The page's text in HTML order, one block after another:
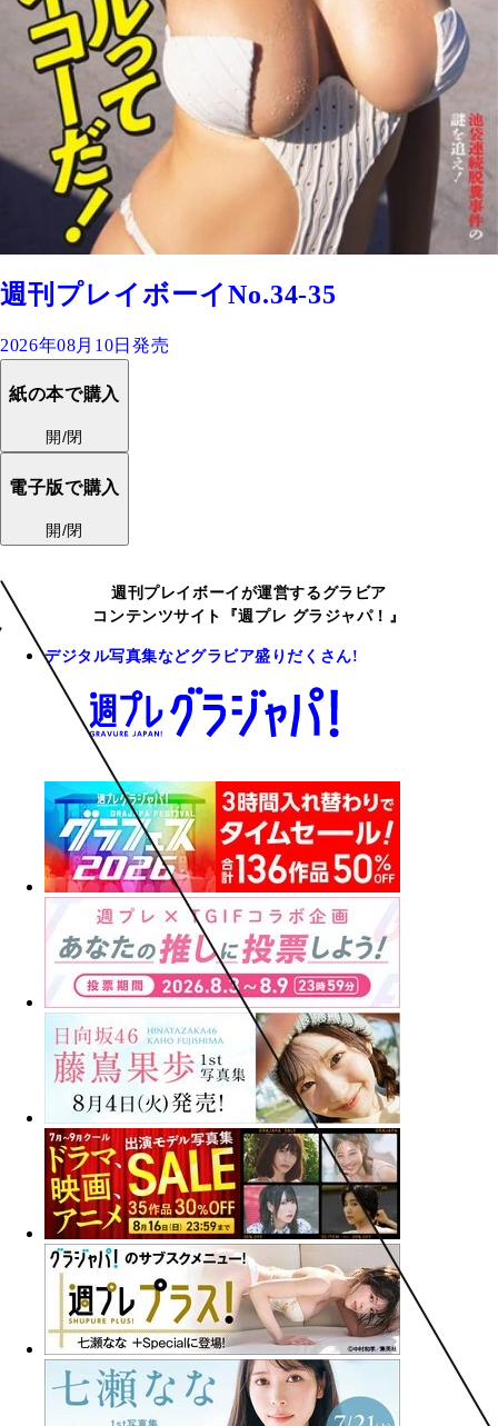
週刊プレイボーイNo.34-35
2026年08月10日発売
紙の本で購入
開/閉
電子版で購入
開/閉
週刊プレイボーイが運営するグラビア
コンテンツサイト『週プレ グラジャパ！』
デジタル写真集などグラビア盛りだくさん!